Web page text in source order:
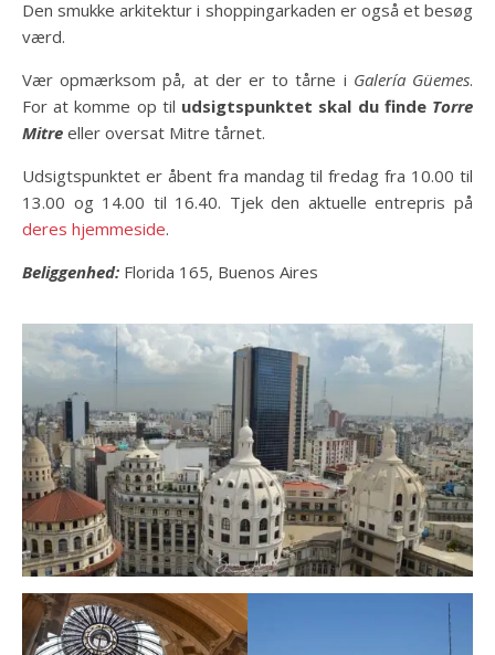
Den smukke arkitektur i shoppingarkaden er også et besøg
værd.
Vær opmærksom på, at der er to tårne i Galería Güemes.
For at komme op til udsigtspunktet skal du finde Torre
Mitre eller oversat Mitre tårnet.
Udsigtspunktet er åbent fra mandag til fredag ​​fra 10.00 til
13.00 og 14.00 til 16.40. Tjek den aktuelle entrepris på
deres hjemmeside.
Beliggenhed: Florida 165, Buenos Aires